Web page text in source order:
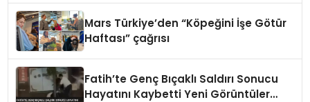
Mars Türkiye’den “Köpeğini İşe Götür
Haftası” çağrısı
Fatih’te Genç Bıçaklı Saldırı Sonucu
Hayatını Kaybetti Yeni Görüntüler